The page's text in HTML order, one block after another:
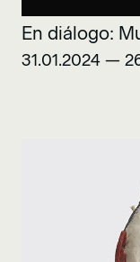
En diálogo:
31.01.2024 —